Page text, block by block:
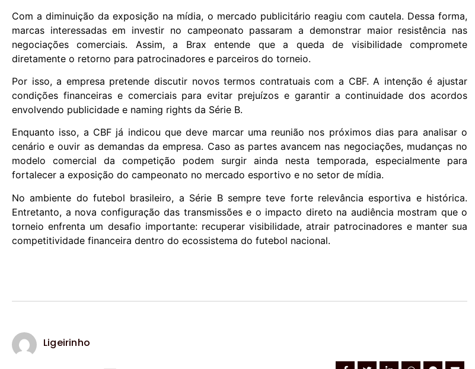
Com a diminuição da exposição na mídia, o mercado publicitário reagiu com cautela. Dessa forma,
marcas interessadas em investir no campeonato passaram a demonstrar maior resistência nas
negociações comerciais. Assim, a Brax entende que a queda de visibilidade compromete
diretamente o retorno para patrocinadores e parceiros do torneio.
Por isso, a empresa pretende discutir novos termos contratuais com a CBF. A intenção é ajustar
condições financeiras e comerciais para evitar prejuízos e garantir a continuidade dos acordos
envolvendo publicidade e naming rights da Série B.
Enquanto isso, a CBF já indicou que deve marcar uma reunião nos próximos dias para analisar o
cenário e ouvir as demandas da empresa. Caso as partes avancem nas negociações, mudanças no
modelo comercial da competição podem surgir ainda nesta temporada, especialmente para
fortalecer a exposição do campeonato no mercado esportivo e no setor de mídia.
No ambiente do futebol brasileiro, a Série B sempre teve forte relevância esportiva e histórica.
Entretanto, a nova configuração das transmissões e o impacto direto na audiência mostram que o
torneio enfrenta um desafio importante: recuperar visibilidade, atrair patrocinadores e manter sua
competitividade financeira dentro do ecossistema do futebol nacional.
Ligeirinho